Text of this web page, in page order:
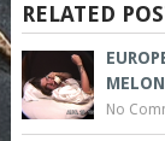
RELATED
No